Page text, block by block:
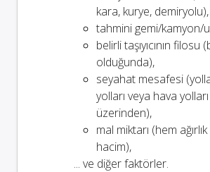
kara, kurye, demiryolu),
tahmini gemi/kamyon/
belirli taşıyıcının filosu
olduğunda),
seyahat mesafesi
yolları veya hava yolları
üzerinden),
mal miktarı (hem
hacim),
... ve diğer faktörler.